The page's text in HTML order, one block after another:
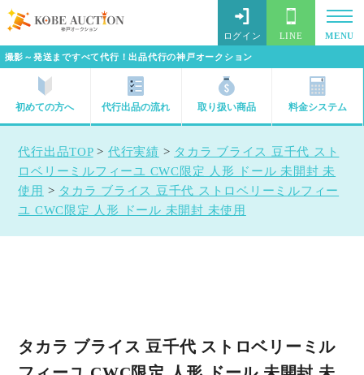
撮影～発送まですべて代行！出品代行の神戸オークション
ログイン LINE MENU
初めての方へ 代行出品の流れ 取り扱い商品 料金システム
代行出品TOP> 代行実績 > タカラ ブライス 豆千代 スト
ロベリーミルフィーユ CWC限定 人形 ドール 未開封 未
使用 > タカラ ブライス 豆千代 ストロベリーミルフィー
ユ CWC限定 人形 ドール 未開封 未使用
タカラ ブライス 豆千代 ストロベリーミル